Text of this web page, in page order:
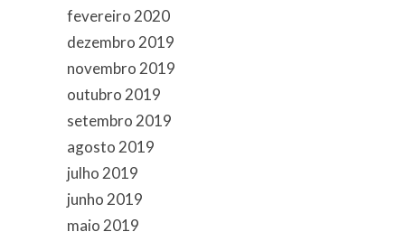
fevereiro 2020
dezembro 2019
novembro 2019
outubro 2019
setembro 2019
agosto 2019
julho 2019
junho 2019
maio 2019